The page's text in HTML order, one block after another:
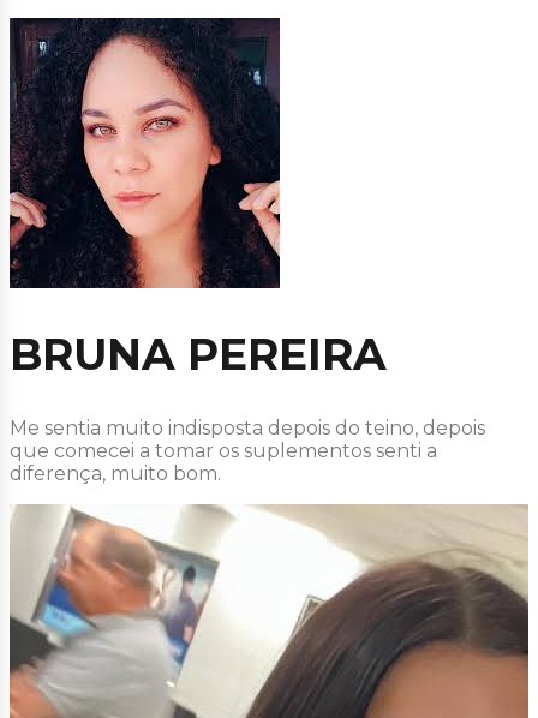
BRUNA PEREIRA
Me sentia muito indisposta depois do teino, depois
que comecei a tomar os suplementos senti a
diferença, muito bom.